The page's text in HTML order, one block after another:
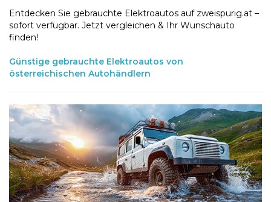
Entdecken Sie gebrauchte Elektroautos auf zweispurig.at –
sofort verfügbar. Jetzt vergleichen & Ihr Wunschauto
finden!
Günstige gebrauchte Elektroautos von
österreichischen Autohändlern